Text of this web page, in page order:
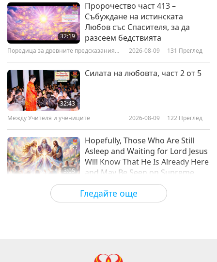
17:13
Salvation in God – From the
Epistle to the Philippians by Saint
Paul (vegetarian) in the Holy
Bible, Part 1 of 2
16:47
Гледайте още
32:19
Пророчество част 413 –
Събуждане на истинската
Любов със Спасителя, за да
разсеем бедствията
Поредица за древните предсказания
2026-08-09 131 Преглед
32:43
Силата на любовта, част 2 от 5
Между Учителя и учениците 2026-08-09 122 Преглед
3:05
Hopefully, Those Who Are Still
Asleep and Waiting for Lord Jesus
Will Know That He Is Already Here
and May Be Seen on Supreme
Master Television
Важните Новини 2026-08-08
3:40